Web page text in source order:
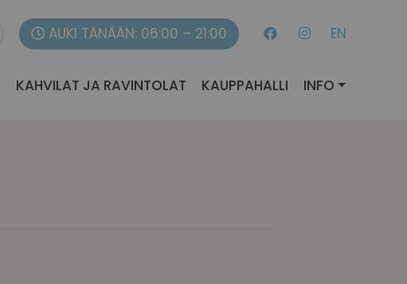
AUKI TÄNÄÄN: 06:00 – 21:00 EN
KAHVILAT JA RAVINTOLAT KAUPPAHALLI INFO